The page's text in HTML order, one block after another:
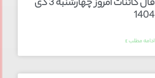
فال کائنات امروز چهارشنبه 3 دی
1404
ادامه مطلب »